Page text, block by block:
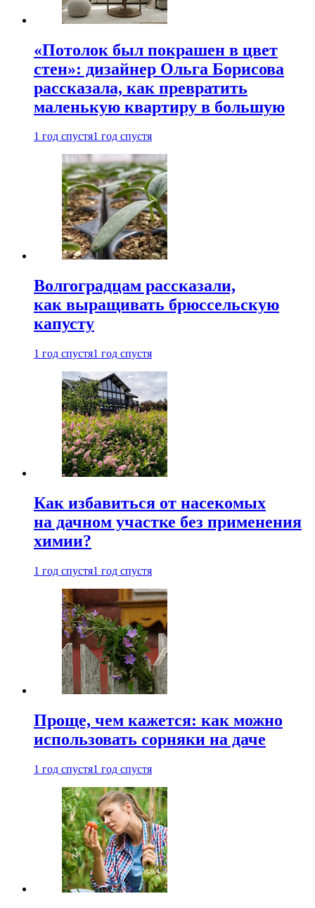
«Потолок был покрашен в цвет
стен»: дизайнер Ольга Борисова
рассказала, как превратить
маленькую квартиру в большую
1 год спустя1 год спустя
Волгоградцам рассказали,
как выращивать брюссельскую
капусту
1 год спустя1 год спустя
Как избавиться от насекомых
на дачном участке без применения
химии?
1 год спустя1 год спустя
Проще, чем кажется: как можно
использовать сорняки на даче
1 год спустя1 год спустя